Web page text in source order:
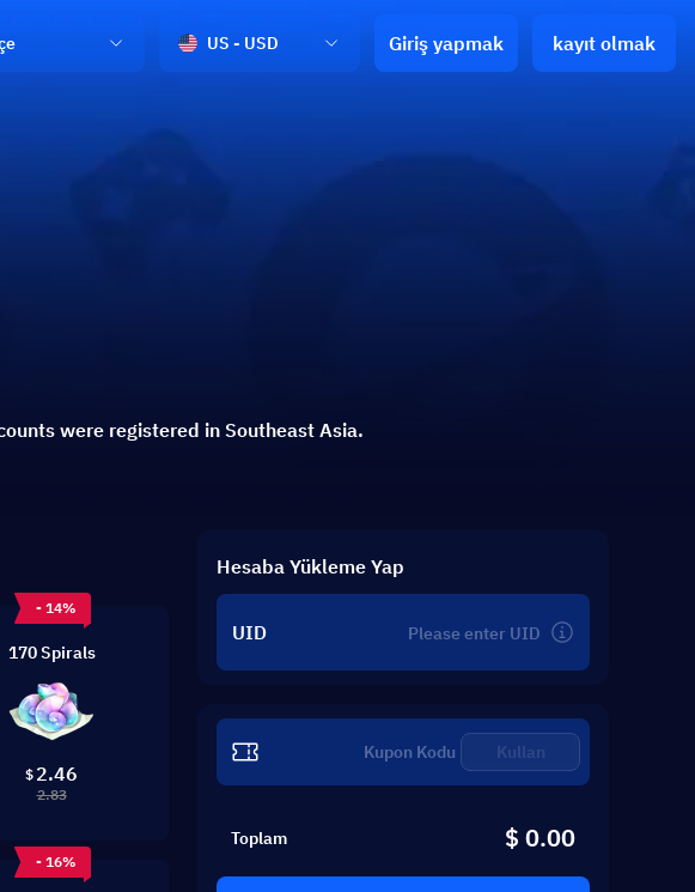
US - USD Giriş yapmak kayıt olmak
were registered in Southeast Asia.
- 14%
170 Spirals
$ 2.46
2.83
- 16%
Hesaba Yükleme Yap
UID
Kullan
Toplam $ 0.00